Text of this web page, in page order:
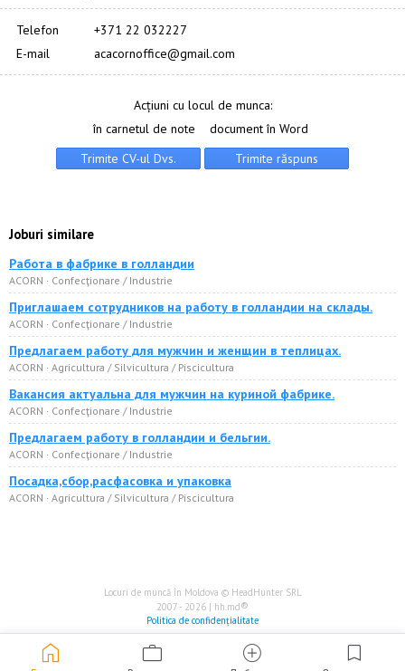
Telefon
+371 22 032227
E-mail
acacornoffice@gmail.com
Acțiuni cu locul de munca:
în carnetul de note
document în Word
Joburi similare
Работа в фабрике в голландии
ACORN · Confecţionare / Industrie
Приглашаем сотрудников на работу в голландии на склады.
ACORN · Confecţionare / Industrie
Предлагаем работу для мужчин и женщин в теплицах.
ACORN · Agricultura / Silvicultura / Piscicultura
Вакансия актуальна для мужчин на куриной фабрике.
ACORN · Confecţionare / Industrie
Предлагаем работу в голландии и бельгии.
ACORN · Confecţionare / Industrie
Посадка,сбор,расфасовка и упаковка
ACORN · Agricultura / Silvicultura / Piscicultura
home work add_circle bookmark
Locuri de muncă în Moldova © HeadHunter SRL
2007 - 2026 | hh.md®
Politica de confidențialitate